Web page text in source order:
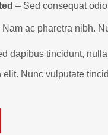
– Sed consequat
Nam ac pharetra nibh.
dapibus tincidunt,
Nunc vulputate